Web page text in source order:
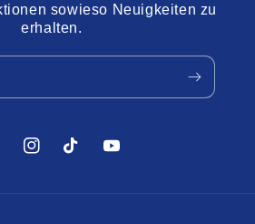
sowieso Neuigkeiten zu
erhalten.
InstagramTikTok YouTube